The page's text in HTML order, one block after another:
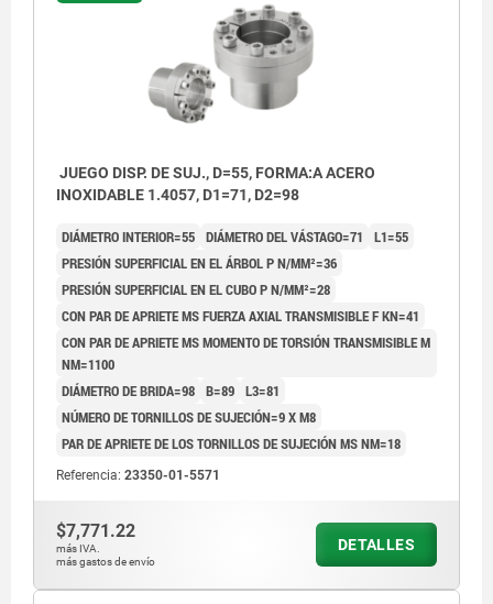
JUEGO DISP. DE SUJ., D=55, FORMA:A ACERO
INOXIDABLE 1.4057, D1=71, D2=98
DIÁMETRO INTERIOR=55 DIÁMETRO DEL VÁSTAGO=71
L1=55
PRESIÓN SUPERFICIAL EN EL ÁRBOL P N/MM²=36
PRESIÓN SUPERFICIAL EN EL CUBO P N/MM²=28
CON PAR DE APRIETE MS FUERZA AXIAL TRANSMISIBLE F KN=41
CON PAR DE APRIETE MS MOMENTO DE TORSIÓN TRANSMISIBLE M
NM=1100
DIÁMETRO DE BRIDA=98 B=89 L3=81
NÚMERO DE TORNILLOS DE SUJECIÓN=9 X M8
PAR DE APRIETE DE LOS TORNILLOS DE SUJECIÓN MS NM=18
Referencia: 23350-01-5571
$7,771.22
más IVA.
más gastos de envío
DETALLES